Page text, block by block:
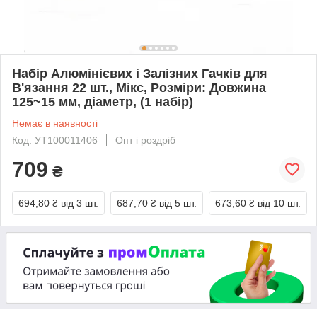
Набір Алюмінієвих і Залізних Гачків для
В'язання 22 шт., Мікс, Розміри: Довжина
125~15 мм, діаметр, (1 набір)
Немає в наявності
Код: УТ100011406
Опт і роздріб
709 ₴
694,80 ₴ від 3 шт. 687,70 ₴ від 5 шт. 673,60 ₴ від 10 шт.